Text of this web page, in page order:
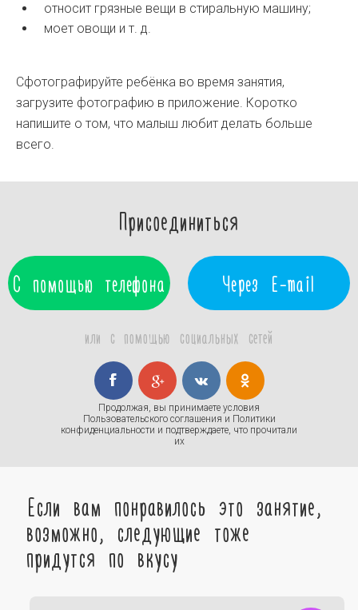
относит грязные вещи в стиральную машину;
моет овощи и т. д.
Сфотографируйте ребёнка во время занятия,
загрузите фотографию в приложение. Коротко
напишите о том, что малыш любит делать больше
всего.
Присоединиться
С помощью телефона Через E-mail
или с помощью социальных сетей
Продолжая, вы принимаете условия
Пользовательского соглашения и Политики
конфиденциальности и подтверждаете, что прочитали
их
Если вам понравилось это занятие,
возможно, следующие тоже
придутся по вкусу